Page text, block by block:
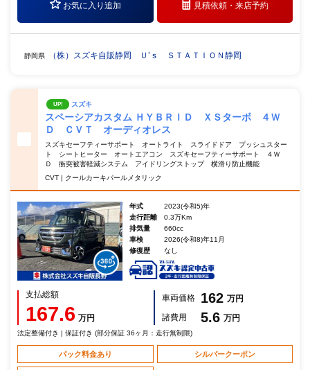
お気に入り追加 見積依頼・来店予約
静岡県 （株）スズキ自販静岡 Ｕ’ｓ ＳＴＡＴＩＯＮ静岡
UP! スズキ
スペーシアカスタム ＨＹＢＲＩＤ ＸＳターボ ４Ｗ
Ｄ ＣＶＴ オーディオレス
スズキセーフティーサポート オートライト スライドドア プッシュスター
ト シートヒーター オートエアコン スズキセーフティーサポート ４Ｗ
Ｄ 衝突被害軽減システム アイドリングストップ 横滑り防止機能
CVT | クールカーキパールメタリック
年式
2023(令和5)年
走行距離
0.3万Km
排気量
660cc
車検
2026(令和8)年11月
修復歴
なし
支払総額
167.6 万円
車両価格 162 万円
諸費用
5.6 万円
法定整備付き | 保証付き (部分保証 36ヶ月：走行無制限)
パック料金あり シルバークーポン